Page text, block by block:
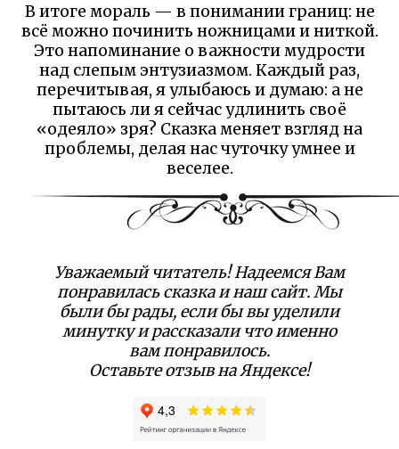
В итоге мораль — в понимании границ: не
всё можно починить ножницами и ниткой.
Это напоминание о важности мудрости
над слепым энтузиазмом. Каждый раз,
перечитывая, я улыбаюсь и думаю: а не
пытаюсь ли я сейчас удлинить своё
«одеяло» зря? Сказка меняет взгляд на
проблемы, делая нас чуточку умнее и
веселее.
Уважаемый читатель! Надеемся Вам
понравилась сказка и наш сайт. Мы
были бы рады, если бы вы уделили
минутку и рассказали что именно
вам понравилось.
Оставьте отзыв на Яндексе!